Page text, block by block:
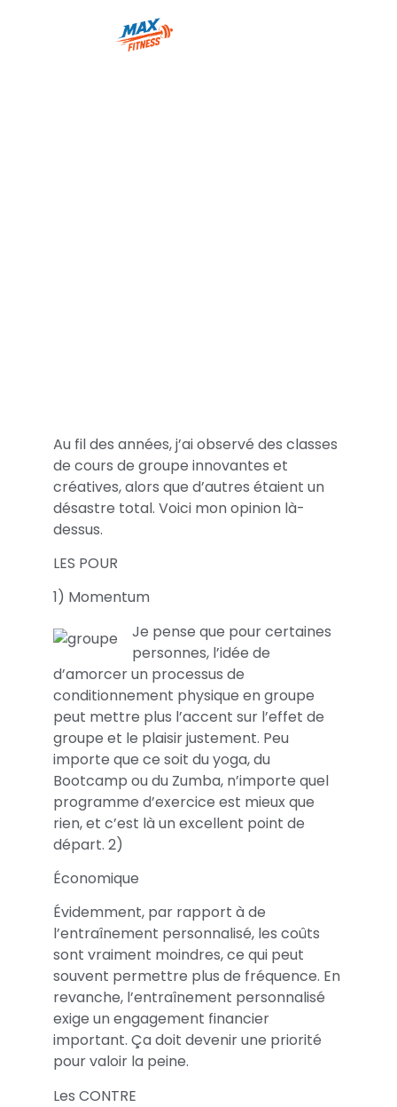
Au fil des années, j’ai observé des classes
de cours de groupe innovantes et
créatives, alors que d’autres étaient un
désastre total. Voici mon opinion là-
dessus.
LES POUR
1) Momentum
Je pense que pour certaines
personnes, l’idée de
d’amorcer un processus de
conditionnement physique en groupe
peut mettre plus l’accent sur l’effet de
groupe et le plaisir justement. Peu
importe que ce soit du yoga, du
Bootcamp ou du Zumba, n’importe quel
programme d’exercice est mieux que
rien, et c’est là un excellent point de
départ. 2)
Économique
Évidemment, par rapport à de
l’entraînement personnalisé, les coûts
sont vraiment moindres, ce qui peut
souvent permettre plus de fréquence. En
revanche, l’entraînement personnalisé
exige un engagement financier
important. Ça doit devenir une priorité
pour valoir la peine.
Les CONTRE